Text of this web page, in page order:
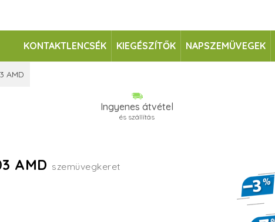
KONTAKTLENCSÉK KIEGÉSZÍTŐK NAPSZEMÜVEGEK
AMD
Ingyenes átvétel
és szállítás
AMD szemüvegkeret